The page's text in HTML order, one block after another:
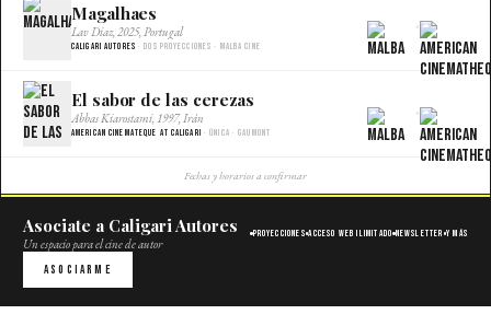
Magalhaes
Lav Diaz, 2025, Portugal
Caligari Autores · Dos proyecciones · Malba Cine
×
El sabor de las cerezas
Abbas Kiarostami, 1997, Irán
American Cinemateque at Caligari · Única · Gaumont
×
Fechas y horarios a confirmar
Asociate a Caligari Autores
Un espacio para el cine de autor
Proyecciones Acceso web ilimitado Newsletter Y más
Asociarme